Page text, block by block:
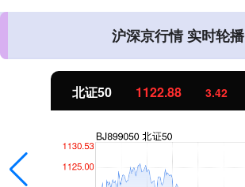
沪深京行情 实时轮播
北证50 1122.88 3.42